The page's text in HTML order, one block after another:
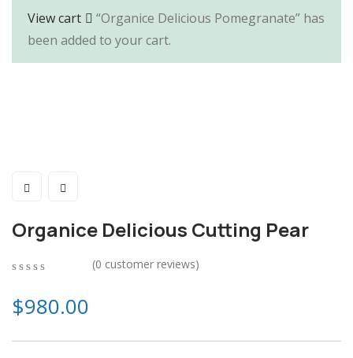
View cart
“Organice Delicious Pomegranate” has
been added to your cart.
Organice Delicious Cutting Pear
out
of
on
(0 customer reviews)
$980.00